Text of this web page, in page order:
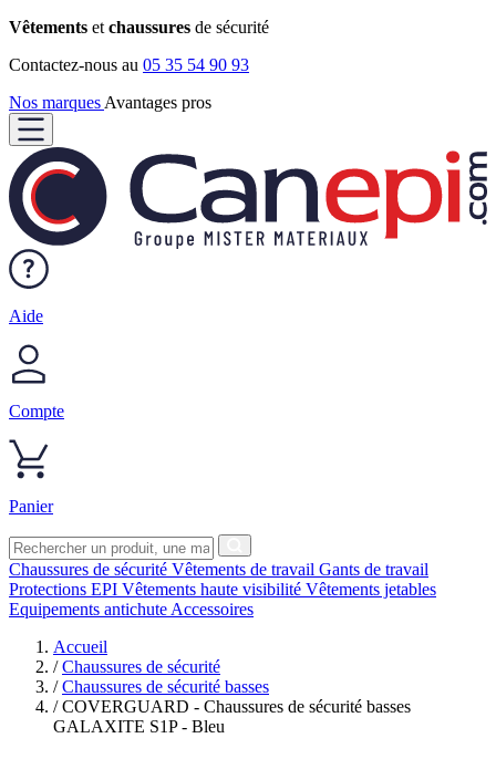
Vêtements et chaussures de sécurité
Contactez-nous au 05 35 54 90 93
Nos marques Avantages pros
Aide
Compte
Panier
Chaussures de sécurité Vêtements de travail Gants de travail
Protections EPI Vêtements haute visibilité Vêtements jetables
Equipements antichute Accessoires
Accueil
/ Chaussures de sécurité
/ Chaussures de sécurité basses
/ COVERGUARD - Chaussures de sécurité basses
GALAXITE S1P - Bleu